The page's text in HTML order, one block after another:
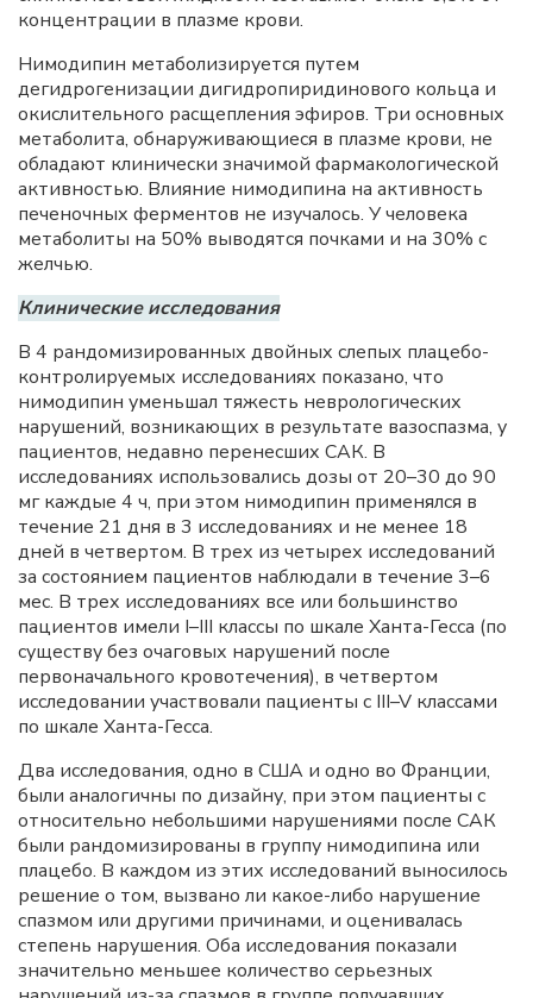
концентрации в плазме крови.
Нимодипин метаболизируется путем
дегидрогенизации дигидропиридинового кольца и
окислительного расщепления эфиров. Три основных
метаболита, обнаруживающиеся в плазме крови, не
обладают клинически значимой фармакологической
активностью. Влияние нимодипина на активность
печеночных ферментов не изучалось. У человека
метаболиты на 50% выводятся почками и на 30% с
желчью.
Клинические исследования
В 4 рандомизированных двойных слепых плацебо-
контролируемых исследованиях показано, что
нимодипин уменьшал тяжесть неврологических
нарушений, возникающих в результате вазоспазма, у
пациентов, недавно перенесших САК. В
исследованиях использовались дозы от 20–30 до 90
мг каждые 4 ч, при этом нимодипин применялся в
течение 21 дня в 3 исследованиях и не менее 18
дней в четвертом. В трех из четырех исследований
за состоянием пациентов наблюдали в течение 3–6
мес. В трех исследованиях все или большинство
пациентов имели I–III классы по шкале Ханта-Гесса (по
существу без очаговых нарушений после
первоначального кровотечения), в четвертом
исследовании участвовали пациенты с III–V классами
по шкале Ханта-Гесса.
Два исследования, одно в США и одно во Франции,
были аналогичны по дизайну, при этом пациенты с
относительно небольшими нарушениями после САК
были рандомизированы в группу нимодипина или
плацебо. В каждом из этих исследований выносилось
решение о том, вызвано ли какое-либо нарушение
спазмом или другими причинами, и оценивалась
степень нарушения. Оба исследования показали
значительно меньшее количество серьезных